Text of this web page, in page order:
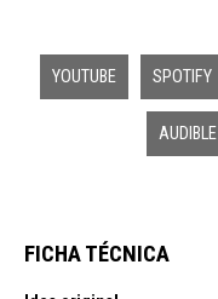
YOUTUBE SPOTIFY
AUDIBLE
FICHA TÉCNICA